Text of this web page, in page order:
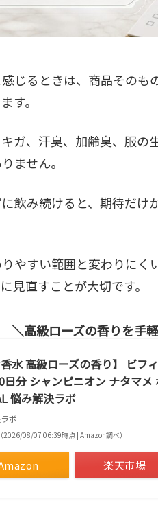
じるときは、商品その
す。
ガ、汗臭、加齢臭、服
ません。
飲み続けると、期待だ
やすい範囲と変わりに
見直すことが大切です。
高級ローズの香りを手
香水 高級ローズの香り】 ビ
日分 シャンピニオン ナタマ
悩み解決ラボ
ボ
（2026/08/07 06:39時点 | Amazon調べ）
楽天市場